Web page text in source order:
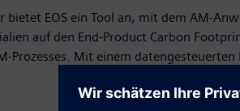
bietet EOS ein Tool an, mit dem AM-
auf den End-Product Carbon
Prozesses. Mit einem